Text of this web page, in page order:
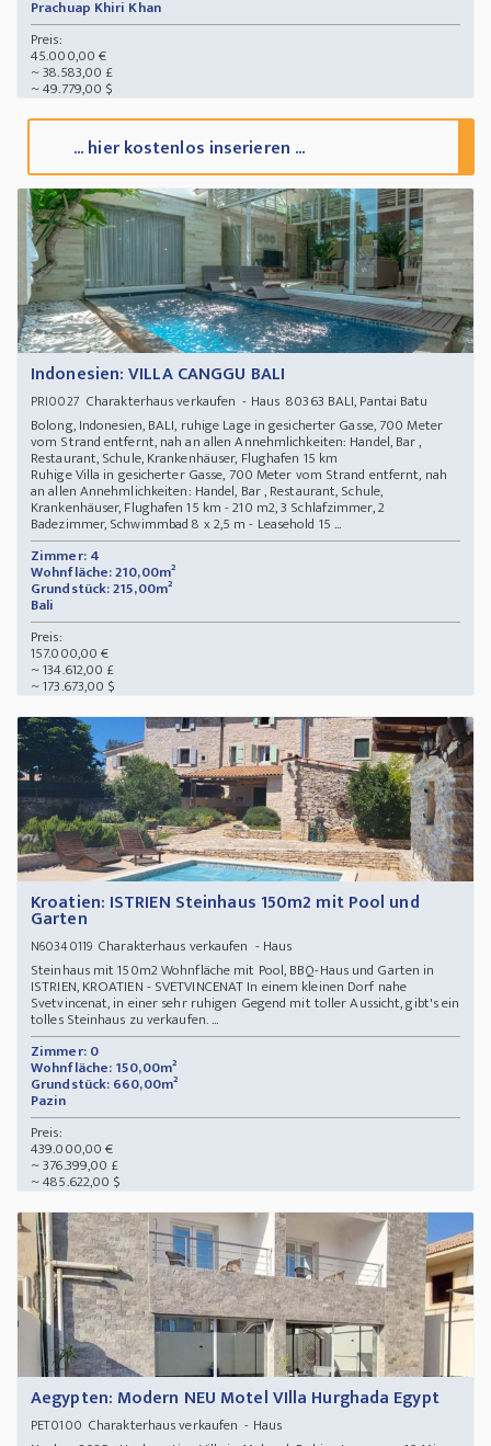
Prachuap Khiri Khan
Preis:
45.000,00 €
~ 38.583,00 £
~ 49.779,00 $
... hier kostenlos inserieren ...
Indonesien: VILLA CANGGU BALI
PRI0027 Charakterhaus verkaufen - Haus 80363 BALI, Pantai Batu
Bolong, Indonesien, BALI, ruhige Lage in gesicherter Gasse, 700 Meter
vom Strand entfernt, nah an allen Annehmlichkeiten: Handel, Bar ,
Restaurant, Schule, Krankenhäuser, Flughafen 15 km
Ruhige Villa in gesicherter Gasse, 700 Meter vom Strand entfernt, nah
an allen Annehmlichkeiten: Handel, Bar , Restaurant, Schule,
Krankenhäuser, Flughafen 15 km - 210 m2, 3 Schlafzimmer, 2
Badezimmer, Schwimmbad 8 x 2,5 m - Leasehold 15 ...
Zimmer: 4
Wohnfläche: 210,00m²
Grundstück: 215,00m²
Bali
Preis:
157.000,00 €
~ 134.612,00 £
~ 173.673,00 $
Kroatien: ISTRIEN Steinhaus 150m2 mit Pool und
Garten
N60340119Charakterhaus verkaufen - Haus
Steinhaus mit 150m2 Wohnfläche mit Pool, BBQ-Haus und Garten in
ISTRIEN, KROATIEN - SVETVINCENAT In einem kleinen Dorf nahe
Svetvincenat, in einer sehr ruhigen Gegend mit toller Aussicht, gibt's ein
tolles Steinhaus zu verkaufen. ...
Zimmer: 0
Wohnfläche: 150,00m²
Grundstück: 660,00m²
Pazin
Preis:
439.000,00 €
~ 376.399,00 £
~ 485.622,00 $
Aegypten: Modern NEU Motel VIlla Hurghada Egypt
PET0100 Charakterhaus verkaufen - Haus